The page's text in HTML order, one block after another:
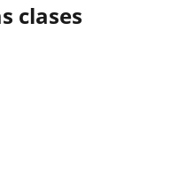
clases